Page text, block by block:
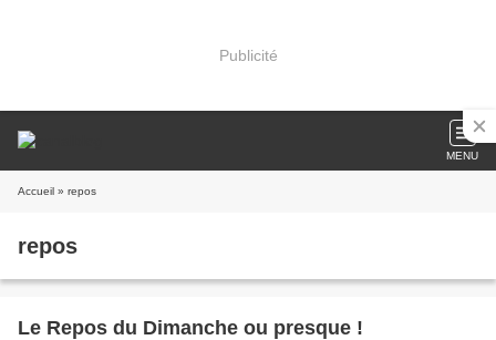
Publicité
MENU
Accueil » repos
repos
Le Repos du Dimanche ou presque !